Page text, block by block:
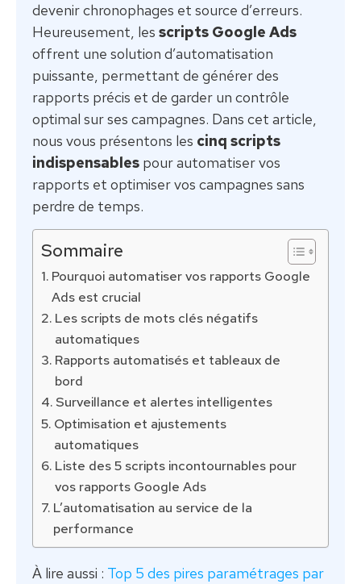
devenir chronophages et source d’erreurs.
Heureusement, les scripts Google Ads
offrent une solution d’automatisation
puissante, permettant de générer des
rapports précis et de garder un contrôle
optimal sur ses campagnes. Dans cet article,
nous vous présentons les cinq scripts
indispensables pour automatiser vos
rapports et optimiser vos campagnes sans
perdre de temps.
Sommaire
Pourquoi automatiser vos rapports Google
Ads est crucial
Les scripts de mots clés négatifs
automatiques
Rapports automatisés et tableaux de
bord
Surveillance et alertes intelligentes
Optimisation et ajustements
automatiques
Liste des 5 scripts incontournables pour
vos rapports Google Ads
L’automatisation au service de la
performance
À lire aussi : Top 5 des pires paramétrages par